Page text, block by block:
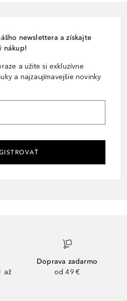
newslettera a získajte
nákup!
a užite si exkluzívne
a najzaujímavejšie novinky
až
Doprava zadarmo
od 49 €